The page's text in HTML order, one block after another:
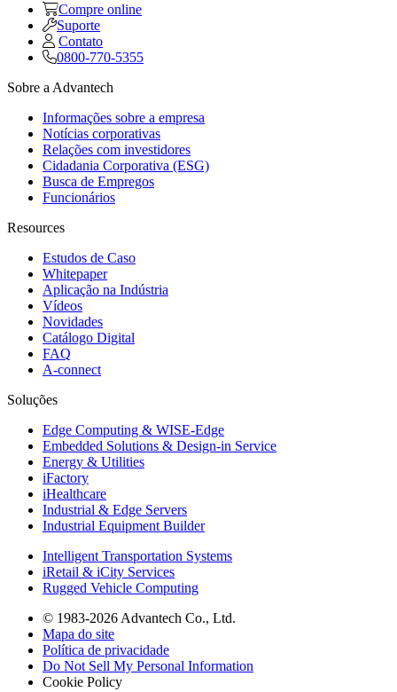
Compre online
Suporte
Contato
0800-770-5355
Sobre a Advantech
Informações sobre a empresa
Notícias corporativas
Relações com investidores
Cidadania Corporativa (ESG)
Busca de Empregos
Funcionários
Resources
Estudos de Caso
Whitepaper
Aplicação na Indústria
Vídeos
Novidades
Catálogo Digital
FAQ
A-connect
Soluções
Edge Computing & WISE-Edge
Embedded Solutions & Design-in Service
Energy & Utilities
iFactory
iHealthcare
Industrial & Edge Servers
Industrial Equipment Builder
Intelligent Transportation Systems
iRetail & iCity Services
Rugged Vehicle Computing
© 1983-2026 Advantech Co., Ltd.
Mapa do site
Política de privacidade
Do Not Sell My Personal Information
Cookie Policy